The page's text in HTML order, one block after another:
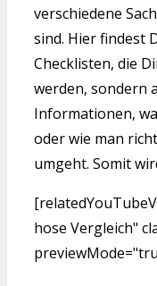
verschiedene
sind. Hier findest
Checklisten, die
werden, sondern
Informationen,
oder wie man
umgeht. Somit
hose Vergleich"